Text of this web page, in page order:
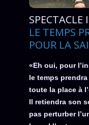
SPECTACLE
LE TEMPS
POUR LA
«Eh oui, pour
le temps
toute la place à
Il retiendra son
pas perturber